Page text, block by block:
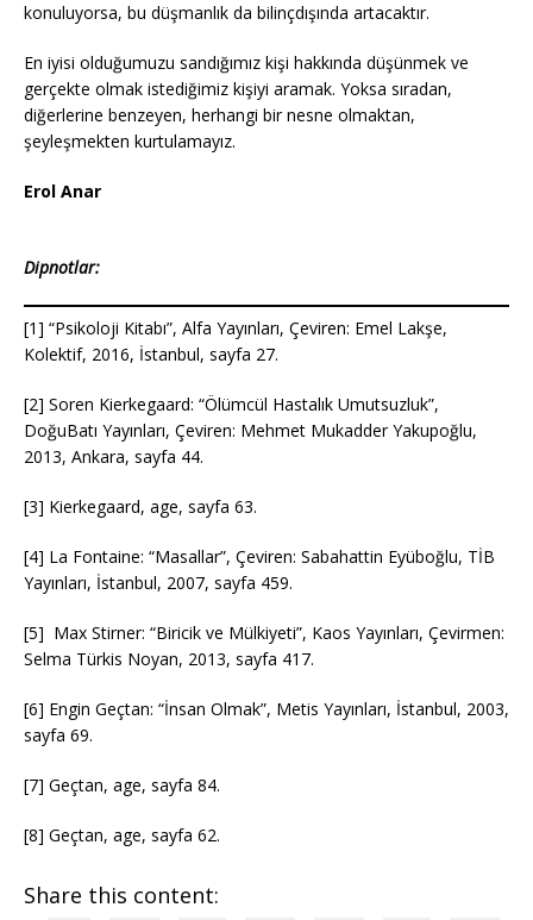
konuluyorsa, bu düşmanlık da bilinçdışında artacaktır.
En iyisi olduğumuzu sandığımız kişi hakkında düşünmek ve
gerçekte olmak istediğimiz kişiyi aramak. Yoksa sıradan,
diğerlerine benzeyen, herhangi bir nesne olmaktan,
şeyleşmekten kurtulamayız.
Erol Anar
Dipnotlar:
[1] “Psikoloji Kitabı”, Alfa Yayınları, Çeviren: Emel Lakşe,
Kolektif, 2016, İstanbul, sayfa 27.
[2] Soren Kierkegaard: “Ölümcül Hastalık Umutsuzluk”,
DoğuBatı Yayınları, Çeviren: Mehmet Mukadder Yakupoğlu,
2013, Ankara, sayfa 44.
[3] Kierkegaard, age, sayfa 63.
[4] La Fontaine: “Masallar”, Çeviren: Sabahattin Eyüboğlu, TİB
Yayınları, İstanbul, 2007, sayfa 459.
[5] Max Stirner: “Biricik ve Mülkiyeti”, Kaos Yayınları, Çevirmen:
Selma Türkis Noyan, 2013, sayfa 417.
[6] Engin Geçtan: “İnsan Olmak”, Metis Yayınları, İstanbul, 2003,
sayfa 69.
[7] Geçtan, age, sayfa 84.
[8] Geçtan, age, sayfa 62.
Share this content: